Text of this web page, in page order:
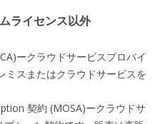
ライセンス以外
ークラウドサービスプロバイ
ミスまたはクラウドサービスを
契約 (MOSA)ークラウドサ